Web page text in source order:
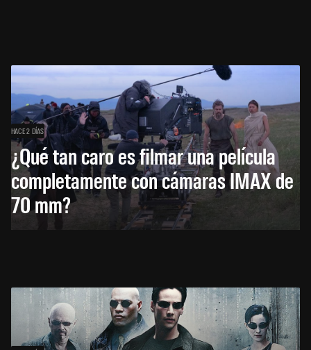
HACE 2 DÍAS
¿Qué tan caro es filmar una película
completamente con cámaras IMAX de
70 mm?